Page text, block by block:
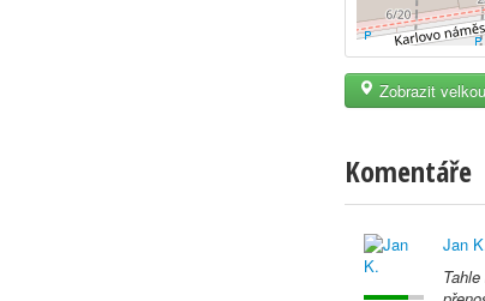
Zobrazit
Komentáře
Jan